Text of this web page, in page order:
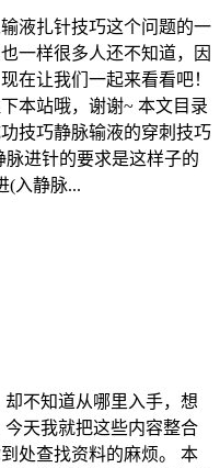
液扎针技巧这个问题的一
一样很多人还不知道，因
在让我们一起来看看吧！
本站哦，谢谢~ 本文目录
技巧静脉输液的穿刺技巧
进针的要求是这样子的
(入静脉...
不知道从哪里入手，想
天我就把这些内容整合
处查找资料的麻烦。 本